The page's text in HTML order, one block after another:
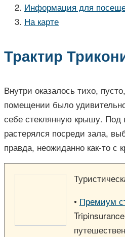
Информация для
На карте
Трактир
Внутри оказалось тихо,
помещении было
себе стеклянную крышу. Под
растерялся посреди зала,
правда, неожиданно как-то с
• Премиум